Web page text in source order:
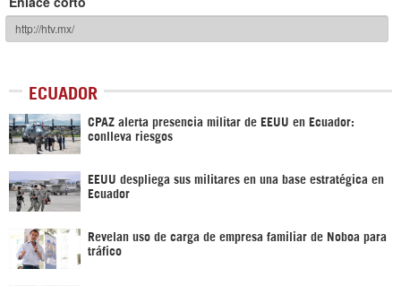
ECUADOR
CPAZ alerta presencia militar de EEUU en Ecuador:
conlleva riesgos
EEUU despliega sus militares en una base estratégica en
Ecuador
Revelan uso de carga de empresa familiar de Noboa para
tráfico